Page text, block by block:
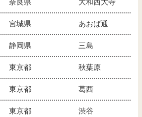
宮城県 あおば通
静岡県 三島
東京都 秋葉原
東京都 葛西
東京都 渋谷